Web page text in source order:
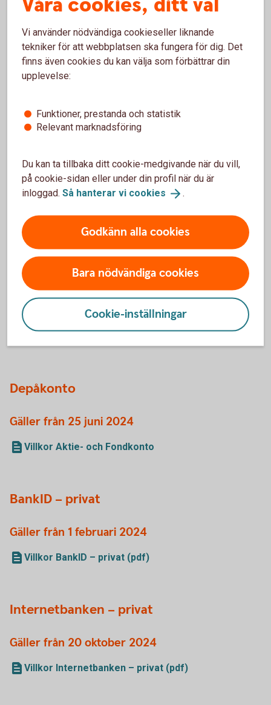
Villkor Aktie- och Fondkonto
Gäller från 24 juni 2024
Villkor Investeringssparkonto (ISK)
Villkor för Investeringssparkonto (ISK) Fond (pdf)
Villkor Aktie- och Fondkonto (pdf)
IPS
Gäller från 24 juni 2024
Villkor Pensionssparkonto (IPS)
Villkor Pensionssparkonto (IPS) Fond
Depåkonto
Gäller från 25 juni 2024
Villkor Aktie- och Fondkonto
BankID – privat
Gäller från 1 februari 2024
Villkor BankID – privat (pdf)
Internetbanken – privat
Gäller från 20 oktober 2024
Villkor Internetbanken – privat (pdf)
Vi använder nödvändiga cookieseller liknande
tekniker för att webbplatsen ska fungera för dig. Det
finns även cookies du kan välja som förbättrar din
upplevelse:
Funktioner, prestanda och statistik
Relevant marknadsföring
Du kan ta tillbaka ditt cookie-medgivande när du vill,
på cookie-sidan eller under din profil när du är
inloggad. Så hanterar vi cookies .
Godkänn alla cookies
Bara nödvändiga cookies
Cookie-inställningar